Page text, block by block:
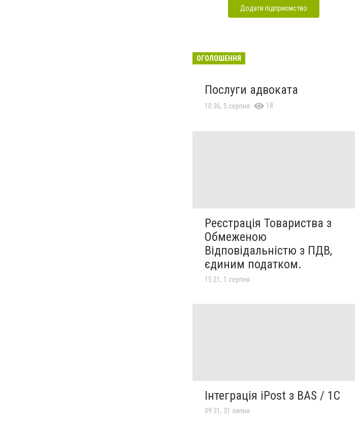
Додати підприємство
ОГОЛОШЕННЯ
Послуги адвоката
10:36, 5 серпня 18
Реєстрація Товариства з
Обмеженою
Відповідальністю з ПДВ,
єдиним податком.
15:21, 1 серпня
Інтеграція iPost з BAS / 1С
09:31, 31 липня